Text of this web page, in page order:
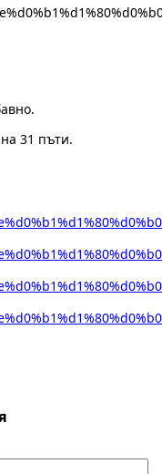
31 пъти.